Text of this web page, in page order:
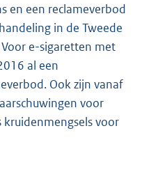
en een reclameverbod
in de Tweede
Voor e-sigaretten met
al een
Ook zijn vanaf
voor
voor